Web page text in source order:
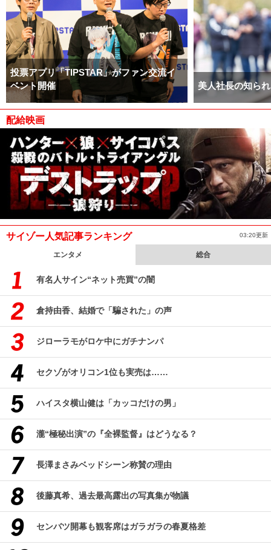
投票アプリ「TIPSTAR」がファン交流イ
ベント開催
美人社長の知ら
配給映画
サイゾー人気記事ランキング 03:20更新
エンタメ 総合
有名人サイン“ネット売買”の闇
倉持由香、結婚で「騙された」の声
ジローラモがロケ中にガチナンパ
セクゾがオリコン1位も実売は……
ハイスタ横山健は「カッコだけの男」
瀧“極秘出演”の『全裸監督』はどうなる？
長澤まさみベッドシーン称賛の理由
後藤真希、過去最高露出の写真集が物議
センバツ開幕も観客席はガラガラの春夏格差